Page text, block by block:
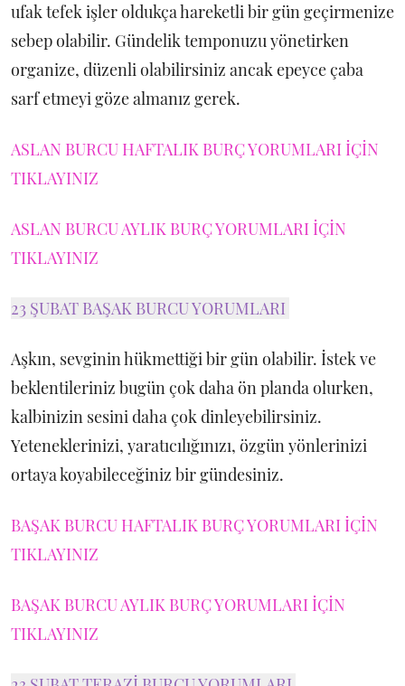
ufak tefek işler oldukça hareketli bir gün geçirmenize
sebep olabilir. Gündelik temponuzu yönetirken
organize, düzenli olabilirsiniz ancak epeyce çaba
sarf etmeyi göze almanız gerek.
ASLAN BURCU HAFTALIK BURÇ YORUMLARI İÇİN
TIKLAYINIZ
ASLAN BURCU AYLIK BURÇ YORUMLARI İÇİN
TIKLAYINIZ
23 ŞUBAT BAŞAK BURCU YORUMLARI
Aşkın, sevginin hükmettiği bir gün olabilir. İstek ve
beklentileriniz bugün çok daha ön planda olurken,
kalbinizin sesini daha çok dinleyebilirsiniz.
Yeteneklerinizi, yaratıcılığınızı, özgün yönlerinizi
ortaya koyabileceğiniz bir gündesiniz.
BAŞAK BURCU HAFTALIK BURÇ YORUMLARI İÇİN
TIKLAYINIZ
BAŞAK BURCU AYLIK BURÇ YORUMLARI İÇİN
TIKLAYINIZ